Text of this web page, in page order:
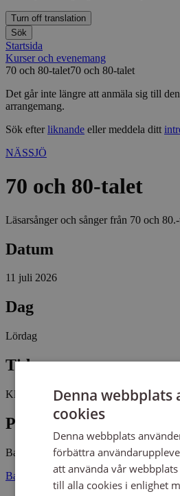
Turn off translation
Sök
Startsida
Kurser och evenemang
70 och 80-talet70 och 80-talet
Det går inte längre att anmäla sig till
arrangemang.
Sök efterliknande eller meddela ditt
NÄSSJÖ
70 och 80-talet
Läsarsånger och sånger från 70 och
Datum
11 juli 2026
Dag
Lördag
Tid
Kl 18:00 - 19:00
Plats
Barkeryds kyrka
Barkeryd kyrka 57194 NÄSSJÖ
Denna webbplats
cookies
Denna webbplats
förbättra
att använda vår
till alla cookies i enlighet